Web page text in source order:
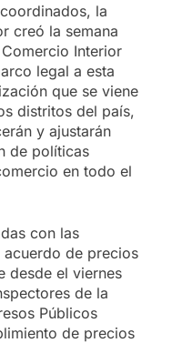
la
creó la semana
Interior
legal a esta
que se viene
distritos del país,
y ajustarán
de políticas
en todo el
con las
de precios
desde el viernes
de la
Públicos
de precios